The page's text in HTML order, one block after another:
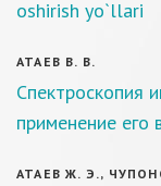
oshirish yo`llari
АТАЕВ В. В.
Спектроскопия
применение его
АТАЕВ Ж. Э.,